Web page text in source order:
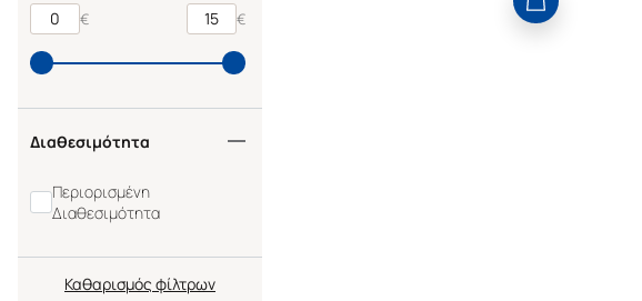
€ €
Διαθεσιμότητα
Περιορισμένη
Διαθεσιμότητα
Καθαρισμός